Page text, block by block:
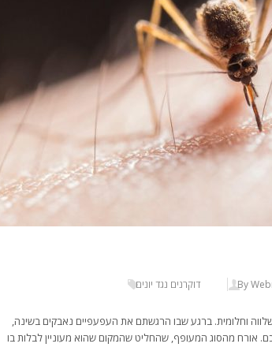
By דוקרנים נגד יונים
וחלומית. ברגע שבו הרגשתם את העפעפיים נאבקים בשינה,
אורח מהסוג המעופף, שהחליט שהמקום שהוא מעוניין לבלות בו